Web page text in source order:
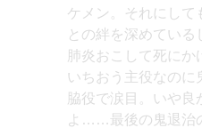
ケメン。それにして
との絆を深めている
肺炎おこして死にか
いちおう主役なのに
脇役で涙目。いや
よ……最後の鬼退治